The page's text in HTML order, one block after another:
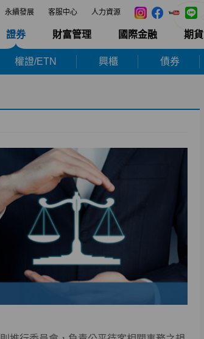
永續發展 客服中心 人力資源
證券 財富管理 國際金融 期貨
權證/ETN 興櫃 債券